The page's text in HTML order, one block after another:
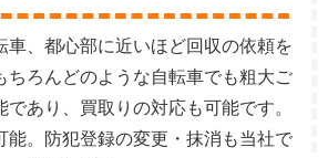
車、都心部に近いほど回収の依頼を
ちろんどのような自転車でも粗大ご
あり、買取りの対応も可能です。
能。防犯登録の変更・抹消も当社で